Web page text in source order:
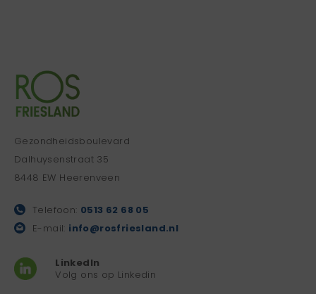
Gezondheidsboulevard
Dalhuysenstraat 35
8448 EW Heerenveen
Telefoon: 0513 62 68 05
E-mail: info@rosfriesland.nl
LinkedIn
Volg ons op Linkedin